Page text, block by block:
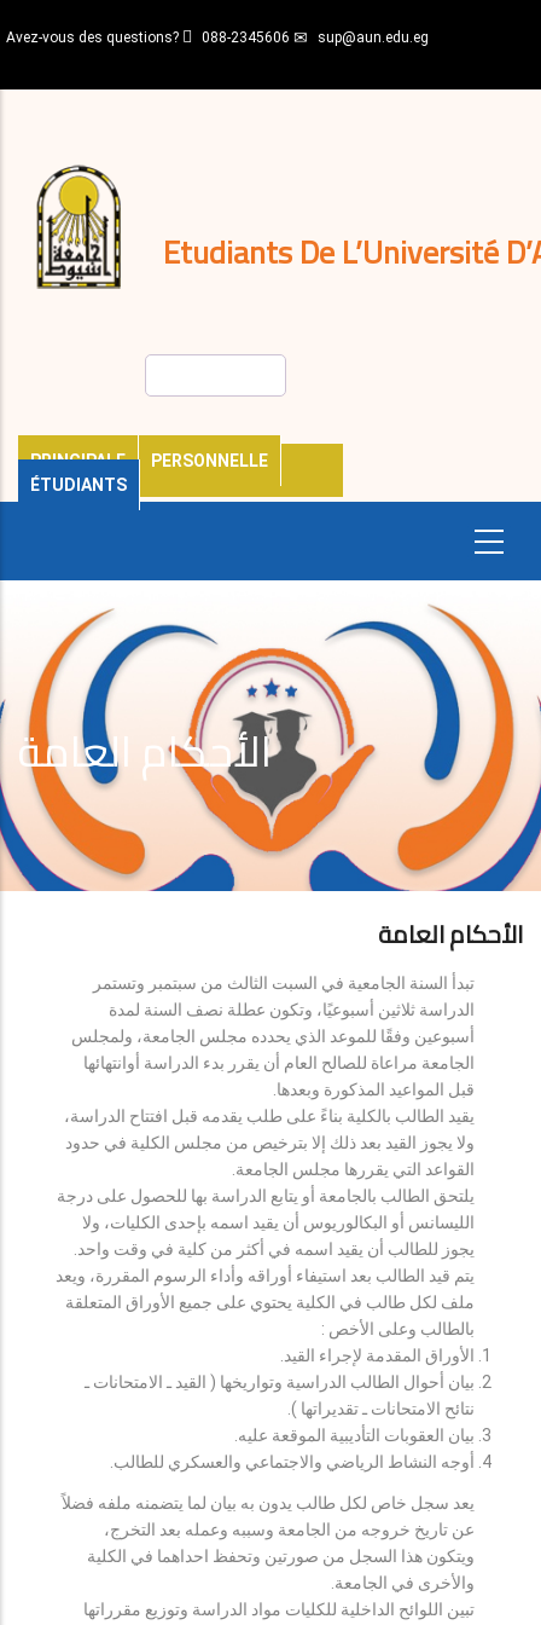
au
principal
Avez-vous des questions? 088-2345606 sup@aun.edu.eg
Etudiants De L’Université
PRINCIPALE
PERSONNELLE
ÉTUDIANTS
décisions
Expatriés
Journal
الأحكام العامة
الأحكام العامة
تبدأ السنة الجامعية في السبت الثالث من سبتمبر وتستمر
الدراسة ثلاثين أسبوعيًا، وتكون عطلة نصف السنة لمدة
أسبوعين وفقًا للموعد الذي يحدده مجلس الجامعة، ولمجلس
الجامعة مراعاة للصالح العام أن يقرر بدء الدراسة أوانتهائها
قبل المواعيد المذكورة وبعدها.
يقيد الطالب بالكلية بناءً على طلب يقدمه قبل افتتاح الدراسة،
ولا يجوز القيد بعد ذلك إلا بترخيص من مجلس الكلية في حدود
القواعد التي يقررها مجلس الجامعة.
يلتحق الطالب بالجامعة أو يتابع الدراسة بها للحصول على درجة
الليسانس أو البكالوريوس أن يقيد اسمه بإحدى الكليات، ولا
يجوز للطالب أن يقيد اسمه في أكثر من كلية في وقت واحد.
يتم قيد الطالب بعد استيفاء أوراقه وأداء الرسوم المقررة، ويعد
ملف لكل طالب في الكلية يحتوي على جميع الأوراق المتعلقة
بالطالب وعلى الأخص :
الأوراق المقدمة لإجراء القيد.
بيان أحوال الطالب الدراسية وتواريخها ( القيد ـ الامتحانات ـ
نتائح الامتحانات ـ تقديراتها ).
بيان العقوبات التأديبية الموقعة عليه.
أوجه النشاط الرياضي والاجتماعي والعسكري للطالب.
يعد سجل خاص لكل طالب يدون به بيان لما يتضمنه ملفه فضلاً
عن تاريخ خروجه من الجامعة وسببه وعمله بعد التخرج،
ويتكون هذا السجل من صورتين وتحفظ احداهما في الكلية
والأخرى في الجامعة.
تبين اللوائح الداخلية للكليات مواد الدراسة وتوزيع مقرراتها